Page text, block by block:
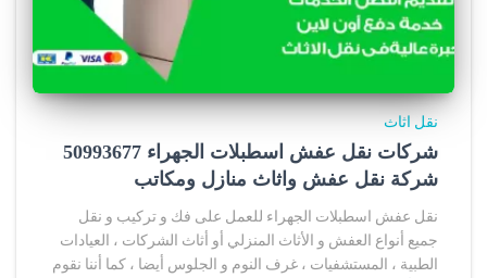
نقل اثاث
شركات نقل عفش اسطبلات الجهراء 50993677
شركة نقل عفش واثاث منازل ومكاتب
نقل عفش اسطبلات الجهراء للعمل على فك و تركيب و نقل
جميع أنواع العفش و الأثاث المنزلي أو أثاث الشركات ، العيادات
الطبية ، المستشفيات ، غرف النوم و الجلوس أيضا ، كما أننا نقوم